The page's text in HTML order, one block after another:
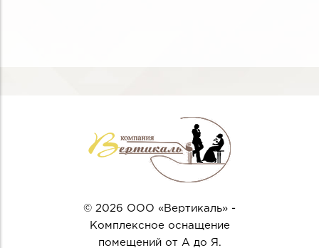
© 2026 ООО «Вертикаль» -
Комплексное оснащение
помещений от А до Я.